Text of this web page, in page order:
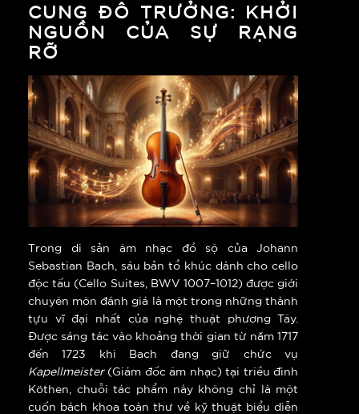
CUNG ĐÔ TRƯỞNG: KHỞI
NGUỒN CỦA SỰ RẠNG
RỠ
Trong di sản âm nhạc đồ sộ của Johann
Sebastian Bach, sáu bản tổ khúc dành cho cello
độc tấu (Cello Suites, BWV 1007–1012) được giới
chuyên môn đánh giá là một trong những thành
tựu vĩ đại nhất của nghệ thuật phương Tây.
Được sáng tác vào khoảng thời gian từ năm 1717
đến 1723 khi Bach đang giữ chức vụ
Kapellmeister(Giám đốc âm nhạc) tại triều đình
Köthen, chuỗi tác phẩm này không chỉ là một
cuốn bách khoa toàn thư về kỹ thuật biểu diễn